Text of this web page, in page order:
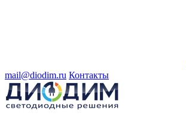
mail@diodim.ru Контакты